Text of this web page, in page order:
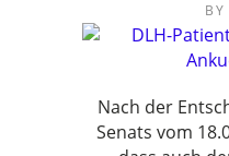
BY
Nach der
Senats vom